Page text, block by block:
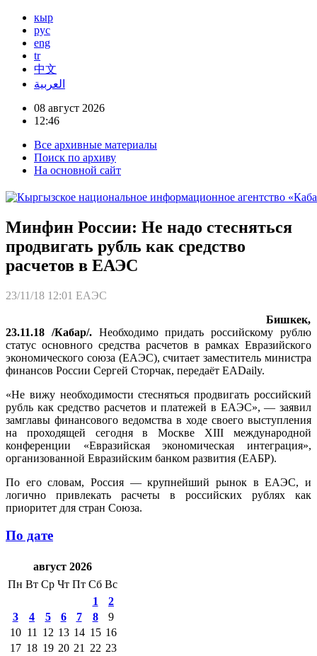
кыр
рус
eng
tr
中文
العربية
08 август 2026
12:46
Все архивные материалы
Поиск по архиву
На основной сайт
Минфин России: Не надо стесняться
продвигать рубль как средство
расчетов в ЕАЭС
23/11/18 12:01 ЕАЭС
Бишкек,
23.11.18 /Кабар/. Необходимо придать российскому рублю
статус основного средства расчетов в рамках Евразийского
экономического союза (ЕАЭС), считает заместитель министра
финансов России Сергей Сторчак, передаёт EADaily.
«Не вижу необходимости стесняться продвигать российский
рубль как средство расчетов и платежей в ЕАЭС», — заявил
замглавы финансового ведомства в ходе своего выступления
на проходящей сегодня в Москве XIII международной
конференции «Евразийская экономическая интеграция»,
организованной Евразийским банком развития (ЕАБР).
По его словам, Россия — крупнейший рынок в ЕАЭС, и
логично привлекать расчеты в российских рублях как
приоритет для стран Союза.
По дате
август 2026
Пн Вт Ср Чт Пт Сб Вс
1
2
3
4 5 6 7 8
9
10 11 12 13 14 15 16
17 18 19 20 21 22 23